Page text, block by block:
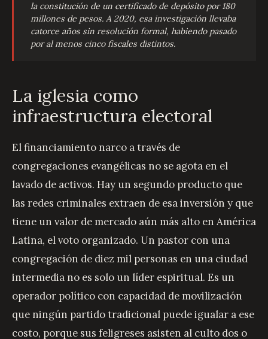
la constitución de un certificado de depósito por 180
millones de pesos. A 2020, esa investigación llevaba
catorce años sin resolución formal, habiendo pasado
por al menos cinco fiscales distintos.
La iglesia como
infraestructura electoral
El financiamiento narco a través de
congregaciones evangélicas no se agota en el
lavado de activos. Hay un segundo producto que
las redes criminales extraen de esa inversión y que
tiene un valor de mercado aún más alto en América
Latina, el voto organizado. Un pastor con una
congregación de diez mil personas en una ciudad
intermedia no es solo un líder espiritual. Es un
operador político con capacidad de movilización
que ningún partido tradicional puede igualar a ese
costo, porque sus feligreses asisten al culto dos o